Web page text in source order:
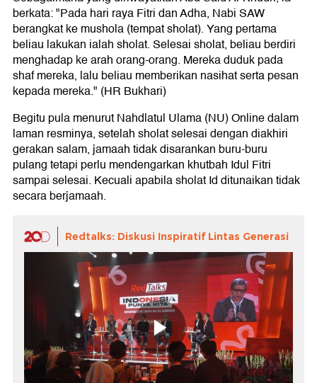
berkata: "Pada hari raya Fitri dan Adha, Nabi SAW
berangkat ke mushola (tempat sholat). Yang pertama
beliau lakukan ialah sholat. Selesai sholat, beliau berdiri
menghadap ke arah orang-orang. Mereka duduk pada
shaf mereka, lalu beliau memberikan nasihat serta pesan
kepada mereka." (HR Bukhari)
Begitu pula menurut Nahdlatul Ulama (NU) Online dalam
laman resminya, setelah sholat selesai dengan diakhiri
gerakan salam, jamaah tidak disarankan buru-buru
pulang tetapi perlu mendengarkan khutbah Idul Fitri
sampai selesai. Kecuali apabila sholat Id ditunaikan tidak
secara berjamaah.
Redtalks: Diskusi Inspiratif Lintas Generasi